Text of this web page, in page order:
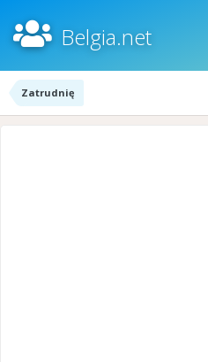
Belgia.net
Zatrudnię